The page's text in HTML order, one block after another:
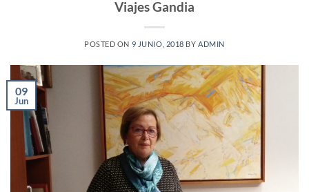
Viajes Gandia
POSTED ON 9 JUNIO, 2018 BYADMIN
09
Jun